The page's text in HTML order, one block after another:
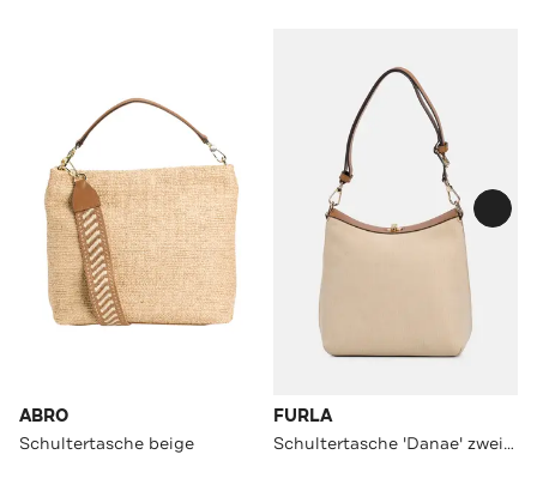
ABRO
Schultertasche beige
FURLA
Schultertasche 'Danae' zweifarbig